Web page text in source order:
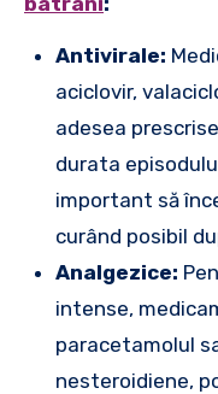
Antivirale:
aciclovir,
adesea
durata
important să
curând posibil
Analgezice:
intense,
paracetamolul
nesteroidiene,